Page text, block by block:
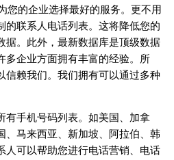
您的企业选择最好的服务。更不用
的联系人电话列表。这将降低您的
据。此外，最新数据库是顶级数据
多企业方面拥有丰富的经验。所
信赖我们。我们拥有可以通过多种
有手机号码列表。如美国、加拿
、马来西亚、新加坡、阿拉伯、韩
人可以帮助您进行电话营销、电话